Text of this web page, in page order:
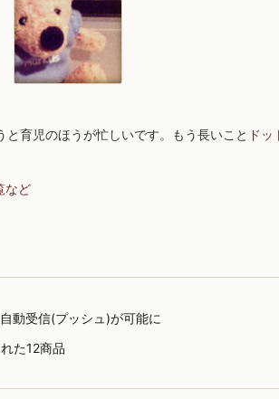
育児のほうが忙しいです。もう長いこと ド
など
動受信(プッシュ)が可能に
た12商品